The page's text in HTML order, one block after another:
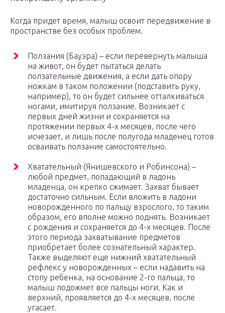
Когда придет время, малыш освоит передвижение в
пространстве без особых проблем.
Ползания (Бауэра) – если перевернуть малыша
на живот, он будет пытаться делать
ползательные движения, а если дать опору
ножкам в таком положении (подставить руку,
например), то он будет сильнее отталкиваться
ногами, имитируя ползание. Возникает с
первых дней жизни и сохраняется на
протяжении первых 4-х месяцев, после чего
исчезает, и лишь после полугода младенец готов
осваивать ползание самостоятельно.
Хватательный (Янишевского и Робинсона) –
любой предмет, попадающий в ладонь
младенца, он крепко сжимает. Захват бывает
достаточно сильным. Если вложить в ладони
новорожденного по пальцу взрослого, то таким
образом, его вполне можно поднять. Возникает
с рождения и сохраняется до 4-х месяцев. После
этого периода захватывание предметов
приобретает более сознательный характер.
Также выделяют еще нижний хватательный
рефлекс у новорожденных – если надавить на
стопу ребенка, на основание 2-го пальца, то
малыш подожмет все пальцы ноги. Как и
верхний, проявляется до 4-х месяцев, после
угасает.